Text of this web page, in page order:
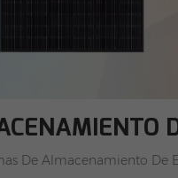
De Almacenamiento De